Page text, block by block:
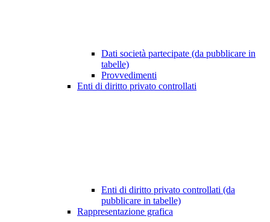
Dati società partecipate (da pubblicare in
tabelle)
Provvedimenti
Enti di diritto privato controllati
Enti di diritto privato controllati (da
pubblicare in tabelle)
Rappresentazione grafica